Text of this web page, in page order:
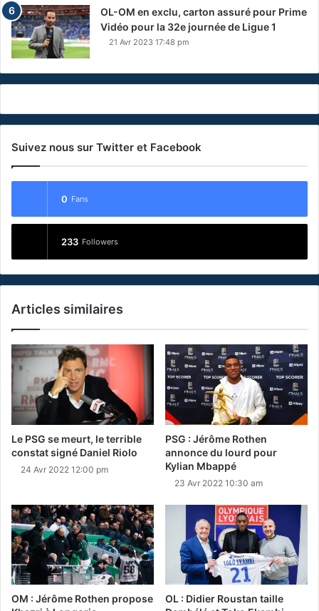
OL-OM en exclu, carton assuré pour Prime
Vidéo pour la 32e journée de Ligue 1
21 Avr 2023 17:48 pm
Suivez nous sur Twitter et Facebook
0 Fans
233 Followers
Articles similaires
Le PSG se meurt, le terrible
constat signé Daniel Riolo
24 Avr 2022 12:00 pm
PSG : Jérôme Rothen
annonce du lourd pour
Kylian Mbappé
23 Avr 2022 10:30 am
OM : Jérôme Rothen propose
OL : Didier Roustan taille